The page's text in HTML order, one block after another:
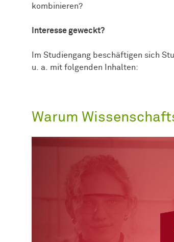
kombinieren?
Interesse geweckt?
Im Studiengang beschäftigen sich
u. a. mit folgenden Inhalten:
Warum